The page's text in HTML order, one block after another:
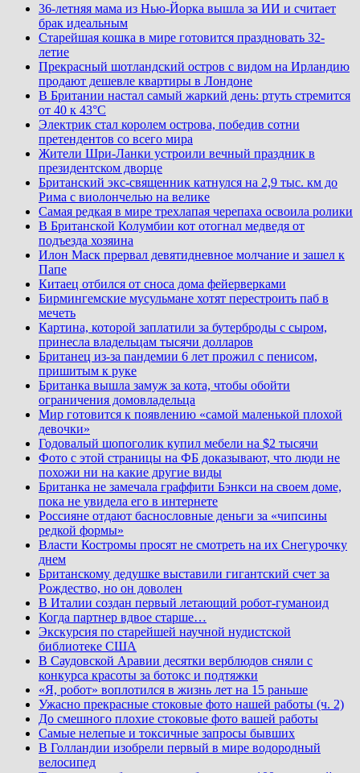
36-летняя мама из Нью-Йорка вышла за ИИ и считает
брак идеальным
Старейшая кошка в мире готовится праздновать 32-
летие
Прекрасный шотландский остров с видом на Ирландию
продают дешевле квартиры в Лондоне
В Британии настал самый жаркий день: ртуть стремится
от 40 к 43°C
Электрик стал королем острова, победив сотни
претендентов со всего мира
Жители Шри-Ланки устроили вечный праздник в
президентском дворце
Британский экс-священник катнулся на 2,9 тыс. км до
Рима с виолончелью на велике
Самая редкая в мире трехлапая черепаха освоила ролики
В Британской Колумбии кот отогнал медведя от
подъезда хозяина
Илон Маск прервал девятидневное молчание и зашел к
Папе
Китаец отбился от сноса дома фейерверками
Бирмингемские мусульмане хотят перестроить паб в
мечеть
Картина, которой заплатили за бутерброды с сыром,
принесла владельцам тысячи долларов
Британец из-за пандемии 6 лет прожил с пенисом,
пришитым к руке
Британка вышла замуж за кота, чтобы обойти
ограничения домовладельца
Мир готовится к появлению «самой маленькой плохой
девочки»
Годовалый шопоголик купил мебели на $2 тысячи
Фото с этой страницы на ФБ доказывают, что люди не
похожи ни на какие другие виды
Британка не замечала граффити Бэнкси на своем доме,
пока не увидела его в интернете
Россияне отдают баснословные деньги за «чипсины
редкой формы»
Власти Костромы просят не смотреть на их Снегурочку
днем
Британскому дедушке выставили гигантский счет за
Рождество, но он доволен
В Италии создан первый летающий робот-гуманоид
Когда партнер вдвое старше…
Экскурсия по старейшей научной нудистской
библиотеке США
В Саудовской Аравии десятки верблюдов сняли с
конкурса красоты за ботокс и подтяжки
«Я, робот» воплотился в жизнь лет на 15 раньше
Ужасно прекрасные стоковые фото нашей работы (ч. 2)
До смешного плохие стоковые фото вашей работы
Самые нелепые и токсичные запросы бывших
В Голландии изобрели первый в мире водородный
велосипед